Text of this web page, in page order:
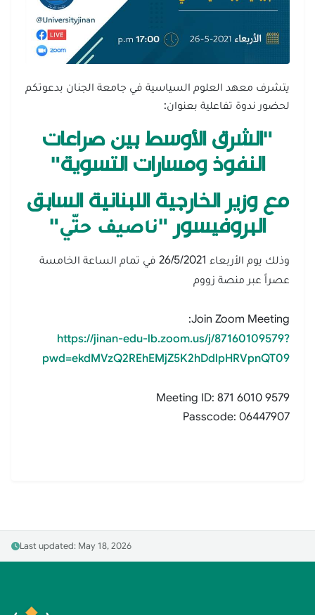
يتشرف معهد العلوم السياسية في جامعة الجنان بدعوتكم
لحضور ندوة تفاعلية بعنوان:
"الشرق الأوسط بين صراعات
النفوذ ومسارات التسوية"
مع وزير الخارجية اللبنانية السابق
البروفيسور "ناصيف حتّي"
وذلك يوم الأربعاء 26/5/2021 في تمام الساعة الخامسة
عصراً عبر منصة زووم
Join Zoom Meeting:
https://jinan-edu-lb.zoom.us/j/87160109579?
pwd=ekdMVzQ2REhEMjZ5K2hDdlpHRVpnQT09
Meeting ID: 871 6010 9579
Passcode: 06447907
Last updated: May 18, 2026